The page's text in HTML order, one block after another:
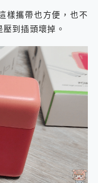
樣攜帶也方便，也不
到插頭壞掉。